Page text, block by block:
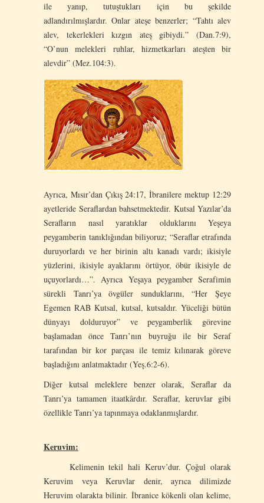
ile yanıp, tutuştukları için bu şekilde
adlandırılmışlardır. Onlar ateşe benzerler; “Tahtı alev
alev, tekerlekleri kızgın ateş gibiydi.” (Dan.7:9),
“O’nun melekleri ruhlar, hizmetkarları ateşten bir
alevdir” (Mez.104:3).
Ayrıca, Mısır’dan Çıkış 24:17, İbranilere mektup 12:29
ayetleride Seraflardan bahsetmektedir. Kutsal Yazılar’da
Serafların nasıl yaratıklar olduklarını Yeşeya
peygamberin tanıklığından biliyoruz; “Seraflar etrafında
duruyorlardı ve her birinin altı kanadı vardı; ikisiyle
yüzlerini, ikisiyle ayaklarını örtüyor, öbür ikisiyle de
uçuyorlardı…”. Ayrıca Yeşaya peygamber Serafimin
sürekli Tanrı’ya övgüler sunduklarını, “Her Şeye
Egemen RAB Kutsal, kutsal, kutsaldır. Yüceliği bütün
dünyayı dolduruyor” ve peygamberlik görevine
başlamadan önce Tanrı’nın buyruğu ile bir Seraf
tarafından bir kor parçası ile temiz kılınarak göreve
başladığını anlatmaktadır (Yeş.6:2-6).
Diğer kutsal meleklere benzer olarak, Seraflar da
Tanrı’ya tamamen itaatkârdır. Seraflar, keruvlar gibi
özellikle Tanrı’ya tapınmaya odaklanmışlardır.
Keruvim:
Kelimenin tekil hali Keruv’dur. Çoğul olarak
Keruvim veya Keruvlar denir, ayrıca dilimizde
Heruvim olarakta bilinir. İbranice kökenli olan kelime,